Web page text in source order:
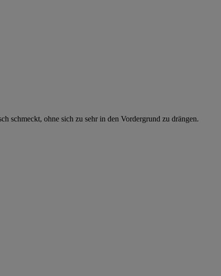
schmeckt, ohne sich zu sehr in den Vordergrund zu drängen.